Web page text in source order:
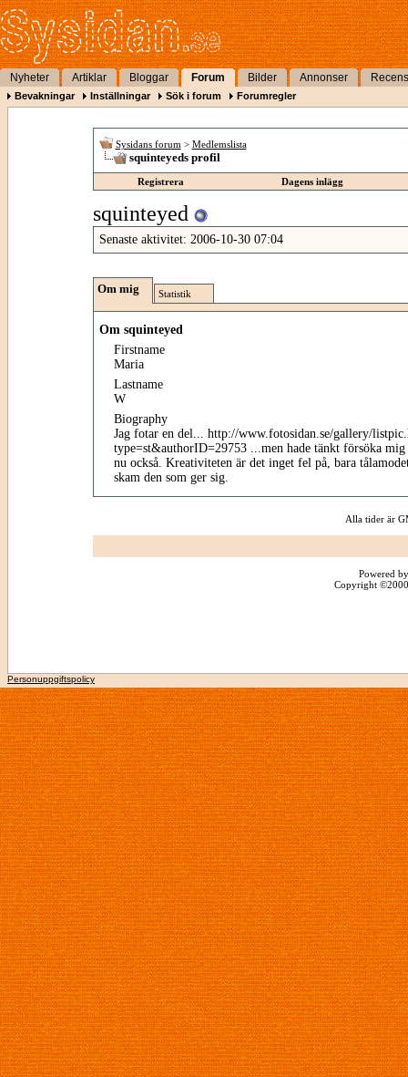
Nyheter Artiklar Bloggar Forum Bilder Annonser
Bevakningar Inställningar Sök i forum Forumregler
Sysidans forum > Medlemslista
squinteyeds profil
Registrera Dagens inlägg
squinteyed
Senaste aktivitet: 2006-10-30 07:04
Om mig Statistik
Om squinteyed
Firstname
Maria
Lastname
W
Biography
Jag fotar en del... http://www.fotosidan.se/gallery/
type=st&authorID=29753 ...men hade tänkt försöka mig
nu också. Kreativiteten är det inget fel på, bara
skam den som ger sig.
Alla tider är
Powered
Copyright
Personuppgiftspolicy